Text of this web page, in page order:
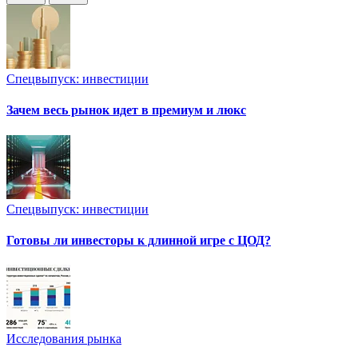
Спецвыпуск: инвестиции
Зачем весь рынок идет в премиум и люкс
Спецвыпуск: инвестиции
Готовы ли инвесторы к длинной игре с ЦОД?
Исследования рынка